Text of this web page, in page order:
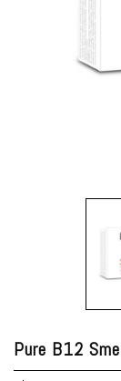
Pure B12